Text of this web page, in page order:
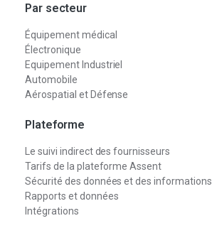
Par secteur
Équipement médical
Électronique
Equipement Industriel
Automobile
Aérospatial et Défense
Plateforme
Le suivi indirect des fournisseurs
Tarifs de la plateforme Assent
Sécurité des données et des informations
Rapports et données
Intégrations